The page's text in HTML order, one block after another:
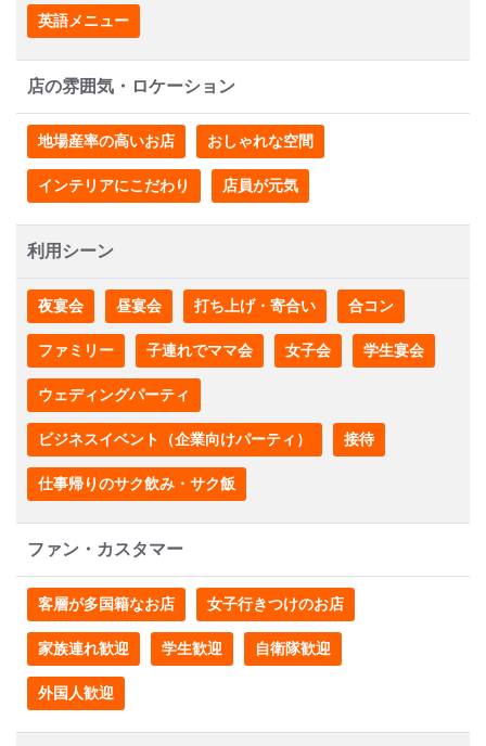
英語メニュー
店の雰囲気・ロケーション
地場産率の高いお店 おしゃれな空間
インテリアにこだわり 店員が元気
利用シーン
夜宴会 昼宴会 打ち上げ・寄合い 合コン
ファミリー 子連れでママ会 女子会 学生宴会
ウェディングパーティ
ビジネスイベント（企業向けパーティ） 接待
仕事帰りのサク飲み・サク飯
ファン・カスタマー
客層が多国籍なお店 女子行きつけのお店
家族連れ歓迎 学生歓迎 自衛隊歓迎
外国人歓迎